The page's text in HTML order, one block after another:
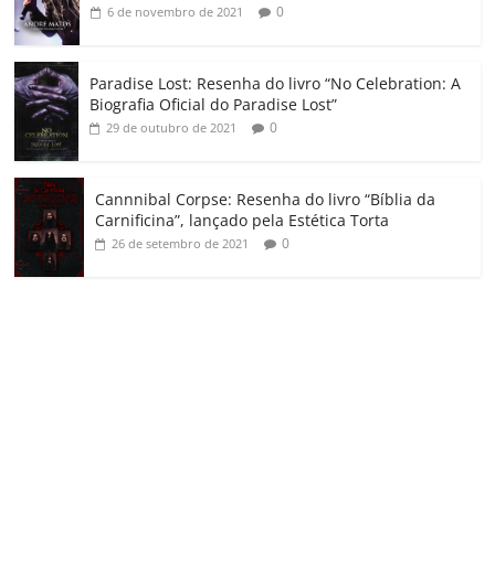
6 de novembro de 2021 0
Paradise Lost: Resenha do livro “No Celebration: A
Biografia Oficial do Paradise Lost”
29 de outubro de 2021 0
Cannnibal Corpse: Resenha do livro “Bíblia da
Carnificina”, lançado pela Estética Torta
26 de setembro de 2021 0